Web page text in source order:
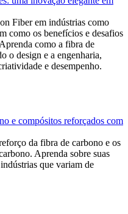
Fiber em indústrias como
como os benefícios e desafios
como a fibra de
o design e a engenharia,
e desempenho.
e compósitos reforçados com
da fibra de carbono e os
Aprenda sobre suas
que variam de